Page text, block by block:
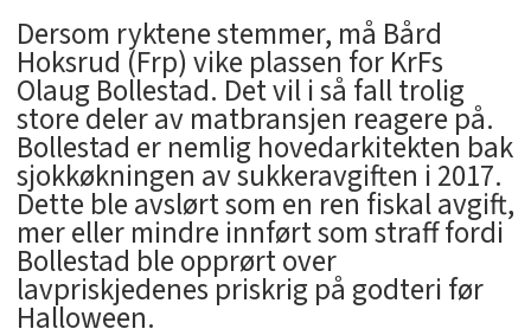
Dersom ryktene stemmer, må Bård
Hoksrud (Frp) vike plassen for KrFs
Olaug Bollestad. Det vil i så fall trolig
store deler av matbransjen reagere på.
Bollestad er nemlig hovedarkitekten bak
sjokkøkningen av sukkeravgiften i 2017.
Dette ble avslørt som en ren fiskal avgift,
mer eller mindre innført som straff fordi
Bollestad ble opprørt over
lavpriskjedenes priskrig på godteri før
Halloween.